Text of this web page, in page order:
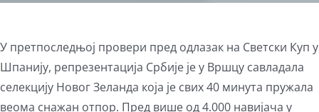
У претпоследњој провери пред одлазак на Светски Куп у
Шпанију, репрезентација Србије је у Вршцу савладала
селекцију Новог Зеланда која је свих 40 минута пружала
веома снажан отпор. Пред више од 4.000 навијача у